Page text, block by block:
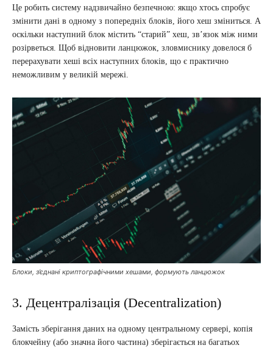
Це робить систему надзвичайно безпечною: якщо хтось спробує
змінити дані в одному з попередніх блоків, його хеш зміниться. А
оскільки наступний блок містить “старий” хеш, зв’язок між ними
розірветься. Щоб відновити ланцюжок, зловмиснику довелося б
перерахувати хеші всіх наступних блоків, що є практично
неможливим у великій мережі.
Блоки, з’єднані криптографічними хешами, формують ланцюжок
3. Децентралізація (Decentralization)
Замість зберігання даних на одному центральному сервері, копія
блокчейну (або значна його частина) зберігається на багатьох